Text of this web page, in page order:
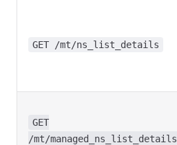
GET /mt/ns_list_details
GET
/mt/managed_ns_list_details